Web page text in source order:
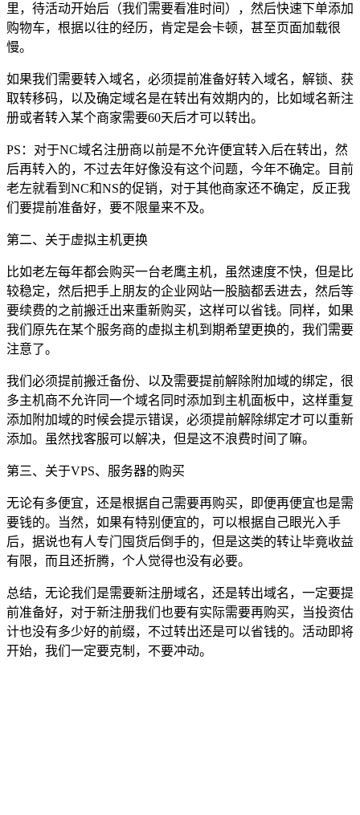
里，待活动开始后（我们需要看准时间），然后快速下单添加
购物车，根据以往的经历，肯定是会卡顿，甚至页面加载很
慢。
如果我们需要转入域名，必须提前准备好转入域名，解锁、获
取转移码，以及确定域名是在转出有效期内的，比如域名新注
册或者转入某个商家需要60天后才可以转出。
PS：对于NC域名注册商以前是不允许便宜转入后在转出，然
后再转入的，不过去年好像没有这个问题，今年不确定。目前
老左就看到NC和NS的促销，对于其他商家还不确定，反正我
们要提前准备好，要不限量来不及。
第二、关于虚拟主机更换
比如老左每年都会购买一台老鹰主机，虽然速度不快，但是比
较稳定，然后把手上朋友的企业网站一股脑都丢进去，然后等
要续费的之前搬迁出来重新购买，这样可以省钱。同样，如果
我们原先在某个服务商的虚拟主机到期希望更换的，我们需要
注意了。
我们必须提前搬迁备份、以及需要提前解除附加域的绑定，很
多主机商不允许同一个域名同时添加到主机面板中，这样重复
添加附加域的时候会提示错误，必须提前解除绑定才可以重新
添加。虽然找客服可以解决，但是这不浪费时间了嘛。
第三、关于VPS、服务器的购买
无论有多便宜，还是根据自己需要再购买，即便再便宜也是需
要钱的。当然，如果有特别便宜的，可以根据自己眼光入手
后，据说也有人专门囤货后倒手的，但是这类的转让毕竟收益
有限，而且还折腾，个人觉得也没有必要。
总结，无论我们是需要新注册域名，还是转出域名，一定要提
前准备好，对于新注册我们也要有实际需要再购买，当投资估
计也没有多少好的前缀，不过转出还是可以省钱的。活动即将
开始，我们一定要克制，不要冲动。